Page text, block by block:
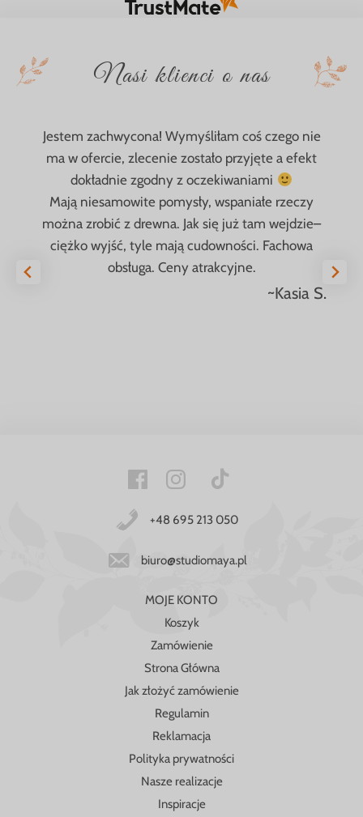
Nasi klienci o nas
Jestem zachwycona! Wymyśliłam coś czego nie
ma w ofercie, zlecenie zostało przyjęte a efekt
dokładnie zgodny z oczekiwaniami
Mają niesamowite pomysły, wspaniałe rzeczy
można zrobić z drewna. Jak się już tam wejdzie–
ciężko wyjść, tyle mają cudowności. Fachowa
obsługa. Ceny atrakcyjne.
~Kasia S.
+48 695 213 050
biuro@studiomaya.pl
MOJE KONTO
Koszyk
Zamówienie
Strona Główna
Jak złożyć zamówienie
Regulamin
Reklamacja
Polityka prywatności
Nasze realizacje
Inspiracje